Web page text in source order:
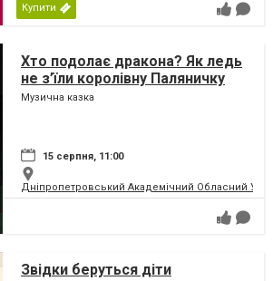
Купити
Хто подолає дракона? Як ледь
не з’їли королівну Паляничку
Музична казка
15 серпня, 11:00
Дніпропетровський Академічний Обласний
Звідки беруться діти